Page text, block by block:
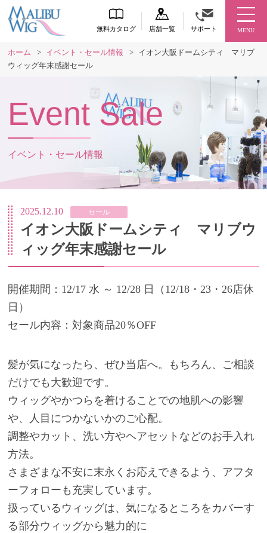
無料カタログ 店舗一覧 サポート MENU
ホーム > イベント・セール情報 > イオン大阪ドームシティ マリブ
ウィッグ年末感謝セール
Event Sale
イベント・セール情報
2025.12.10 セール
イオン大阪ドームシティ マリブウ
ィッグ年末感謝セール
開催期間：12/17 水 ～ 12/28 日（12/18・23・26店休
日）
セール内容：対象商品20％OFF
髪が気になったら、ぜひ当店へ。もちろん、ご相談
だけでも大歓迎です。
ウィッグやかつらを着けることでの地肌への影響
や、人目につかないかのご心配。
調整やカット、洗い方やヘアセットなどのお手入れ
方法。
さまざまな不安に末永くお応えできるよう、アフタ
ーフォローも充実しています。
扱っているウィッグは、気になるところをカバーす
る部分ウィッグから魅力的に